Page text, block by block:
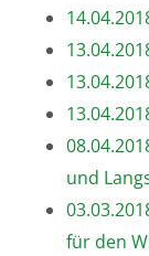
und
für den